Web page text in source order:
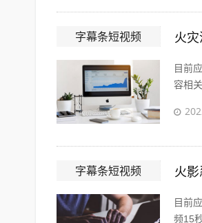
字幕条短视频 火
目前
容相
字幕条短视频 火
目前
频15